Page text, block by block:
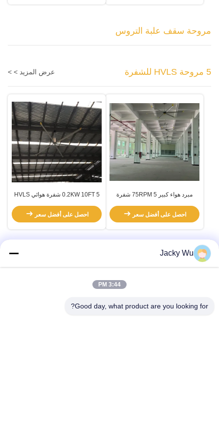
مروحة سقف علبة التروس
5 مروحة HVLS للشفرة عرض المزيد > >
مبرد هواء كبير 75RPM 5 شفرة
احصل على أفضل سعر
0.2KW 10FT 5 شفرة هوائي HVLS
احصل على أفضل سعر
Jacky Wu
3:44 PM
Good day, what product are you looking for?